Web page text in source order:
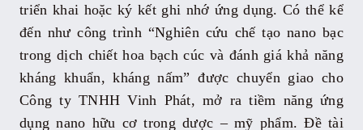
triển khai hoặc ký kết ghi nhớ ứng dụng. Có thể kể
đến như công trình “Nghiên cứu chế tạo nano bạc
trong dịch chiết hoa bạch cúc và đánh giá khả năng
kháng khuẩn, kháng nấm” được chuyển giao cho
Công ty TNHH Vinh Phát, mở ra tiềm năng ứng
dụng nano hữu cơ trong dược – mỹ phẩm. Đề tài